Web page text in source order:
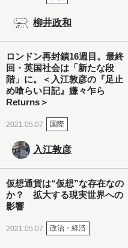
柳井政和
ロンドン再封鎖16週目。最終
回・英国社会は「新たな段
階」に。＜入江敦彦の『足止
め喰らい日記』嫌々乍ら
Returns＞
2021.05.07 国際
入江敦彦
仮想通貨は“仮想”な存在なの
か？ 拡大する現実世界への
影響
2021.05.07 政治・経済